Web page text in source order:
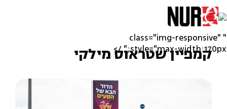
" class="img-responsive"
style="max-width:170px;" />
קמפיין שטראוס מילקי